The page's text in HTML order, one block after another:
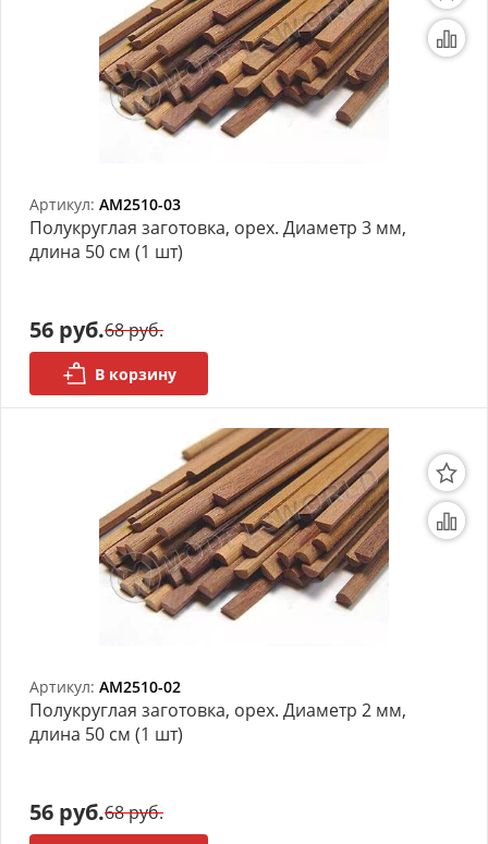
Литература для моделиста
Готовые модели
Специальные товары
Товары для школы
Модульное рабочее место
Органайзеры
Полки под краску
Рабочая станция
Деревянные ламели
Рейки из ценных пород
Деревянные бруски
Шпон ценных пород
Подставки под миниатюры
Футляры (витрины) для
Деревянные 3D модели
Артикул: AM2510-03
Полукруглая заготовка, орех. Диаметр 3 мм,
длина 50 см (1 шт)
56 руб.68 руб.
В корзину
Артикул: AM2510-02
Полукруглая заготовка, орех. Диаметр 2 мм,
длина 50 см (1 шт)
56 руб.68 руб.